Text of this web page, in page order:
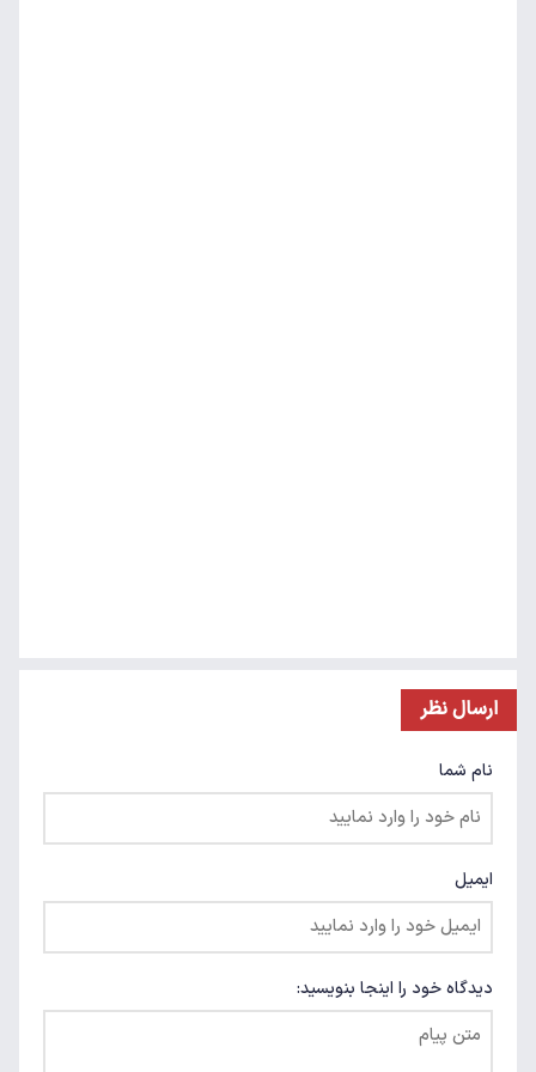
ارسال نظر
نام شما
ایمیل
دیدگاه خود را اینجا بنویسید: